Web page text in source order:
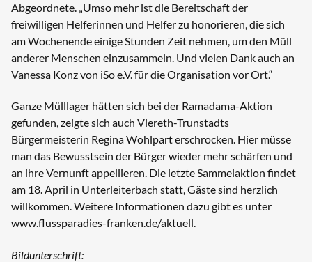
Abgeordnete. „Umso mehr ist die Bereitschaft der
freiwilligen Helferinnen und Helfer zu honorieren, die sich
am Wochenende einige Stunden Zeit nehmen, um den Müll
anderer Menschen einzusammeln. Und vielen Dank auch an
Vanessa Konz von iSo e.V. für die Organisation vor Ort.“
Ganze Mülllager hätten sich bei der Ramadama-Aktion
gefunden, zeigte sich auch Viereth-Trunstadts
Bürgermeisterin Regina Wohlpart erschrocken. Hier müsse
man das Bewusstsein der Bürger wieder mehr schärfen und
an ihre Vernunft appellieren. Die letzte Sammelaktion findet
am 18. April in Unterleiterbach statt, Gäste sind herzlich
willkommen. Weitere Informationen dazu gibt es unter
www.flussparadies-franken.de/aktuell.
Bildunterschrift: